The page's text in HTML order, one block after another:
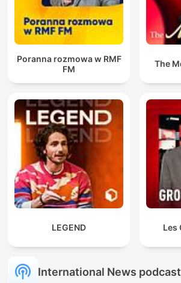
Poranna rozmowa w RMF
FM
The
LEGEND Les
International News